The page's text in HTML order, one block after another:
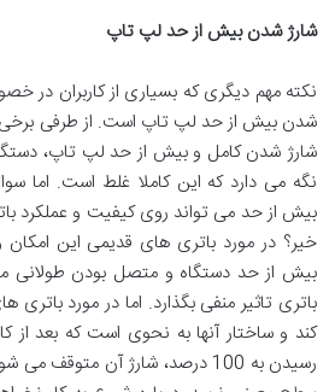
شارژ شدن بیش از حد لپ تاپ
نکته مهم دیگری که بسیاری از کاربران در
شدن بیش از حد لپ تاپ است. از طرفی برخی
شارژ شدن کامل و بیش از حد لپ تاپ،
نگه می دارد که این کاملا غلط است. اما
بیش از حد می تواند روی کیفیت و عملکرد
خیر؟ در مورد باتری های قدیمی این
بیش از حد دستگاه و متصل بودن طولانی
باتری تاثیر منفی بگذارد. اما در مورد
کند و ساختار آنها به نحوی است که بعد
رسیدن به 100 درصد، شارژ آن متوقف